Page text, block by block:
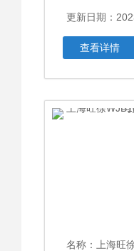
更新日期：
查看详情
名称： 上海旺徐